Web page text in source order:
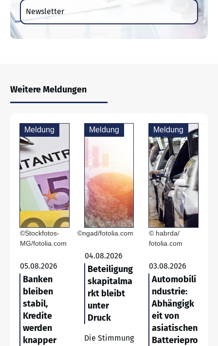
Newsletter
Weitere Meldungen
Meldung
©Stockfotos-
MG/fotolia.com
05.08.2026
Banken
bleiben
stabil,
Kredite
werden
knapper
Meldung
©ngad/fotolia.com
04.08.2026
Beteiligung
skapitalma
rkt bleibt
unter
Druck
Die Stimmung
Meldung
© habrda/
fotolia.com
03.08.2026
Automobili
ndustrie:
Abhängigk
eit von
asiatischen
Batteriepro